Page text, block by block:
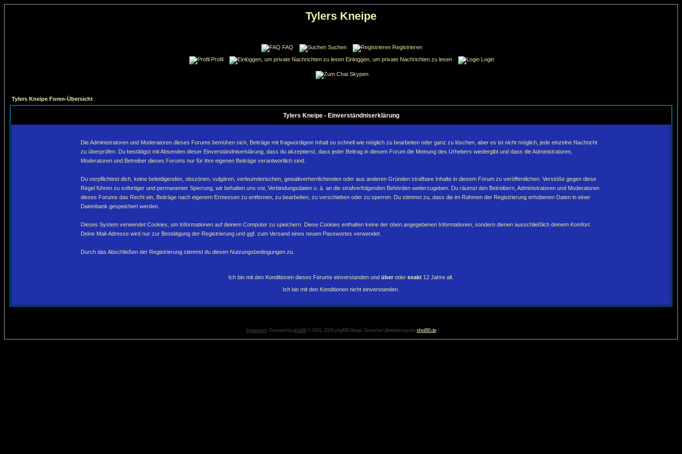
Tylers Kneipe
FAQ Suchen
Registrieren
Profil
Einloggen, um private Nachrichten zu lesen Login
Skypen
Tylers Kneipe Foren-Übersicht
Tylers Kneipe - Einverständniserklärung
Die Administratoren und Moderatoren dieses Forums bemühen sich, Beiträge mit fragwürdigem Inhalt so schnell wie möglich zu bearbeiten oder ganz zu löschen, aber es ist nicht möglich, jede einzelne Nachricht
zu überprüfen. Du bestätigst mit Absenden dieser Einverständniserklärung, dass du akzeptierst, dass jeder Beitrag in diesem Forum die Meinung des Urhebers wiedergibt und dass die Administratoren,
Moderatoren und Betreiber dieses Forums nur für ihre eigenen Beiträge verantwortlich sind.
Du verpflichtest dich, keine beleidigenden, obszönen, vulgären, verleumderischen, gewaltverherrlichenden oder aus anderen Gründen strafbare Inhalte in diesem Forum zu veröffentlichen. Verstöße gegen diese
Regel führen zu sofortiger und permanenter Sperrung, wir behalten uns vor, Verbindungsdaten u. ä. an die strafverfolgenden Behörden weiterzugeben. Du räumst den Betreibern, Administratoren und Moderatoren
dieses Forums das Recht ein, Beiträge nach eigenem Ermessen zu entfernen, zu bearbeiten, zu verschieben oder zu sperren. Du stimmst zu, dass die im Rahmen der Registrierung erhobenen Daten in einer
Datenbank gespeichert werden.
Dieses System verwendet Cookies, um Informationen auf deinem Computer zu speichern. Diese Cookies enthalten keine der oben angegebenen Informationen, sondern dienen ausschließlich deinem Komfort.
Deine Mail-Adresse wird nur zur Bestätigung der Registrierung und ggf. zum Versand eines neuen Passwortes verwendet.
Durch das Abschließen der Registrierung stimmst du diesen Nutzungsbedingungen zu.
Ich bin mit den Konditionen dieses Forums einverstanden und über oder exakt 12 Jahre alt.
Ich bin mit den Konditionen nicht einverstanden.
Impressum. Powered byphpBB© 2001, 2006 phpBB Group. Deutsche Übersetzung vonphpBB.de